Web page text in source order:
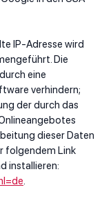
IP-Adresse wird
Die
eine
verhindern;
der durch das
dieser Daten
folgendem Link
installieren:
.